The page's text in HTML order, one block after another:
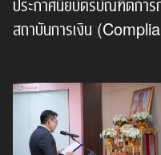
สถาบันการเงิน